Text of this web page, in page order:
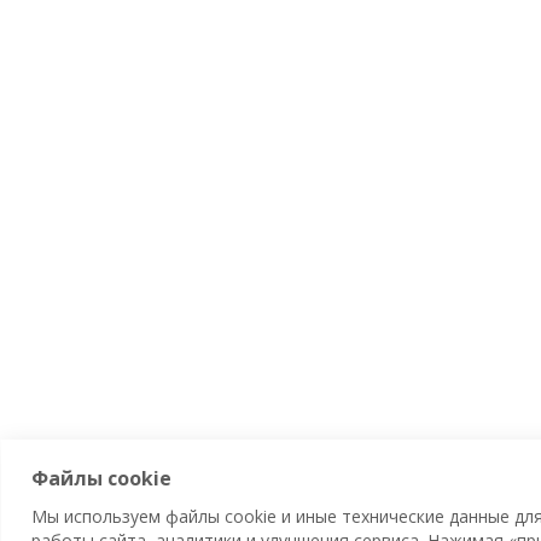
Файлы cookie
Мы используем файлы cookie и иные технические данные